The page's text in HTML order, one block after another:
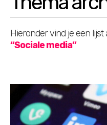
Hieronder vind je een lijst
“Sociale media”